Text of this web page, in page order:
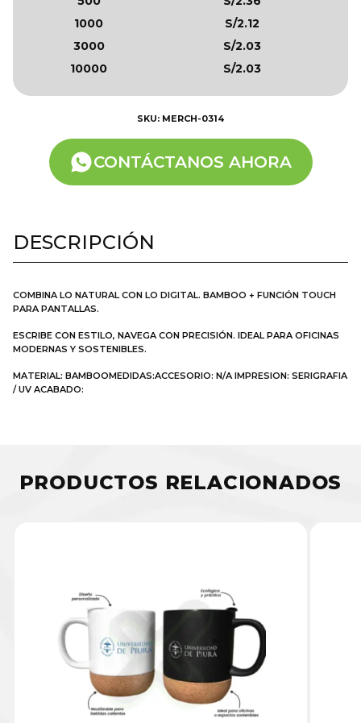
1000
S/2.12
3000
S/2.03
10000
S/2.03
SKU: MERCH-0314
CONTÁCTANOS AHORA
DESCRIPCIÓN
COMBINA LO NATURAL CON LO DIGITAL. BAMBOO + FUNCIÓN TOUCH
PARA PANTALLAS.
ESCRIBE CON ESTILO, NAVEGA CON PRECISIÓN. IDEAL PARA OFICINAS
MODERNAS Y SOSTENIBLES.
MATERIAL: BAMBOOMEDIDAS:ACCESORIO: N/A IMPRESION: SERIGRAFIA
/ UV ACABADO:
PRODUCTOS RELACIONADOS